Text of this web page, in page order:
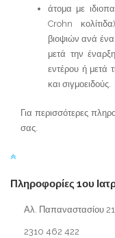
άτομα με
Crohn
βιοψιών ανά
μετά την
εντέρου ή μετά
και σιγμοειδούς.
Για περισσότερες
σας.
Πληροφορίες 1ου
Αλ. Παπαναστασίου
2310 462 422